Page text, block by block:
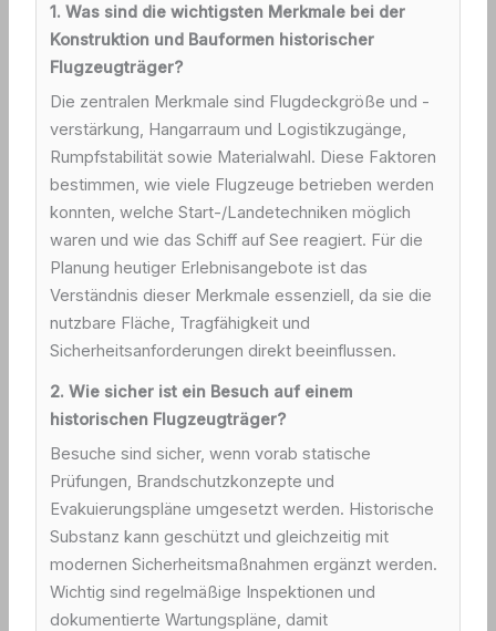
1. Was sind die wichtigsten Merkmale bei der
Konstruktion und Bauformen historischer
Flugzeugträger?
Die zentralen Merkmale sind Flugdeckgröße und -
verstärkung, Hangarraum und Logistikzugänge,
Rumpfstabilität sowie Materialwahl. Diese Faktoren
bestimmen, wie viele Flugzeuge betrieben werden
konnten, welche Start-/Landetechniken möglich
waren und wie das Schiff auf See reagiert. Für die
Planung heutiger Erlebnisangebote ist das
Verständnis dieser Merkmale essenziell, da sie die
nutzbare Fläche, Tragfähigkeit und
Sicherheitsanforderungen direkt beeinflussen.
2. Wie sicher ist ein Besuch auf einem
historischen Flugzeugträger?
Besuche sind sicher, wenn vorab statische
Prüfungen, Brandschutzkonzepte und
Evakuierungspläne umgesetzt werden. Historische
Substanz kann geschützt und gleichzeitig mit
modernen Sicherheitsmaßnahmen ergänzt werden.
Wichtig sind regelmäßige Inspektionen und
dokumentierte Wartungspläne, damit